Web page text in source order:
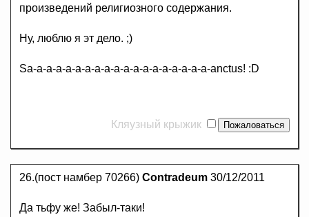
произведений религиозного содержания.
Ну, люблю я эт дело. ;)
Sa-a-a-a-a-a-a-a-a-a-a-a-a-a-a-a-a-a-a-anctus! :D
Кляузный крыжик
26.(пост намбер 70266) Contradeum 30/12/2011
Да тьфу же! Забыл-таки!